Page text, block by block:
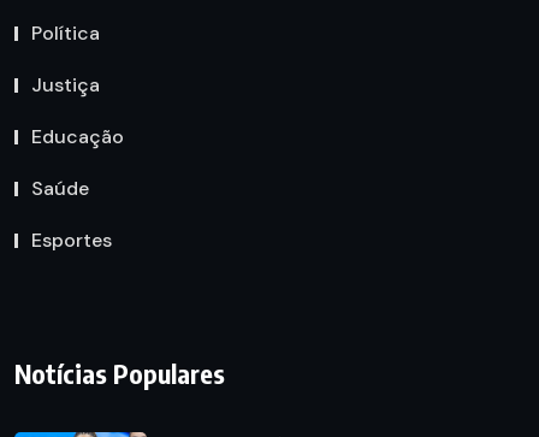
Política
Justiça
Educação
Saúde
Esportes
Notícias Populares